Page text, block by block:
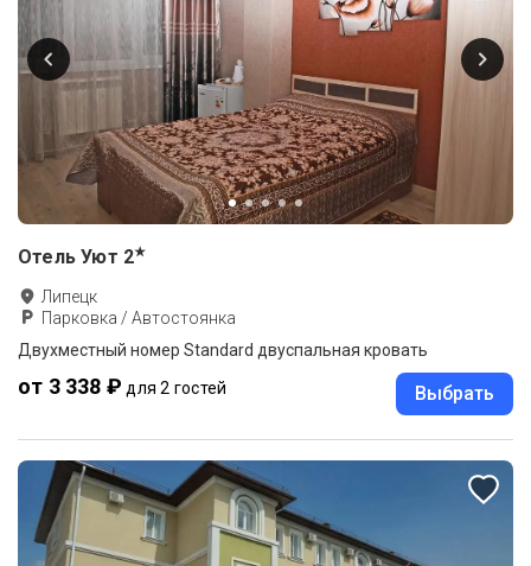
Отель Уют 2★
Липецк
Парковка / Автостоянка
Двухместный номер Standard двуспальная кровать
от 3 338 ₽ для 2 гостей Выбрать